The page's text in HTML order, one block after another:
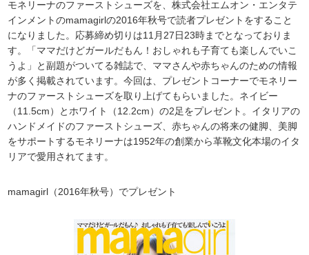
モネリーナのファーストシューズを、株式会社エムオン・エンタテ
インメントのmamagirlの2016年秋号で読者プレゼントをすること
になりました。応募締め切りは11月27日23時までとなっておりま
す。「ママだけどガールだもん！おしゃれも子育ても楽しんでいこ
うよ」と副題がついてる雑誌で、ママさんや赤ちゃんのための情報
が多く掲載されています。今回は、プレゼントコーナーでモネリー
ナのファーストシューズを取り上げてもらいました。ネイビー
（11.5cm）とホワイト（12.2cm）の2足をプレゼント。イタリアの
ハンドメイドのファーストシューズ、赤ちゃんの将来の健脚、美脚
をサポートするモネリーナは1952年の創業から革靴文化本場のイタ
リアで愛用されてます。
mamagirl（2016年秋号）でプレゼント